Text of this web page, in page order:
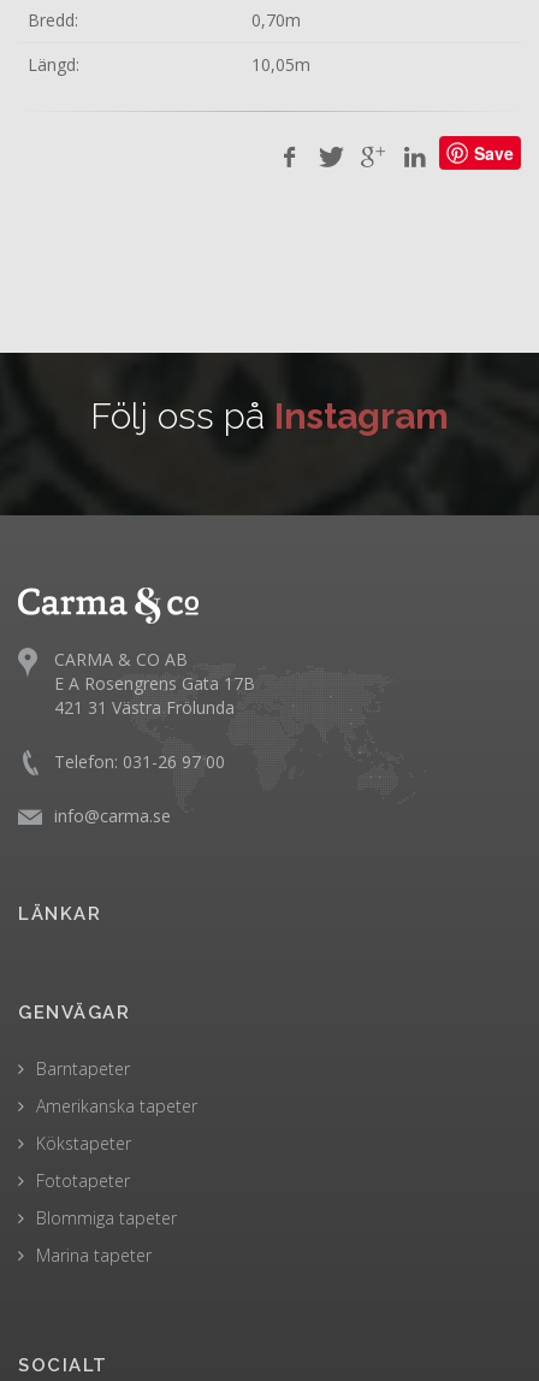
Bredd:
0,70m
Längd:
10,05m
Save
Följ oss på Instagram
CARMA & CO AB
E A Rosengrens Gata 17B
421 31 Västra Frölunda
Telefon: 031-26 97 00
info@carma.se
LÄNKAR
GENVÄGAR
Barntapeter
Amerikanska tapeter
Kökstapeter
Fototapeter
Blommiga tapeter
Marina tapeter
SOCIALT